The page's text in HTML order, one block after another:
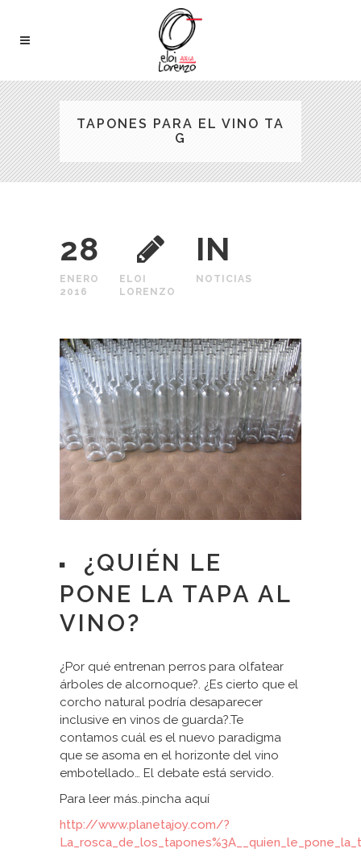
TAPONES PARA EL VINO TA
G
28
ENERO
2016
ELOI
LORENZO
IN
NOTICIAS
¿QUIÉN LE
PONE LA TAPA AL
VINO?
¿Por qué entrenan perros para olfatear
árboles de alcornoque?. ¿Es cierto que el
corcho natural podría desaparecer
inclusive en vinos de guarda?.Te
contamos cuál es el nuevo paradigma
que se asoma en el horizonte del vino
embotellado… El debate está servido.
Para leer más..pincha aquí
http://www.planetajoy.com/?